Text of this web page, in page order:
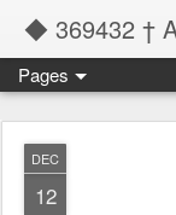
◆ 369432 †
Pages
DEC
12